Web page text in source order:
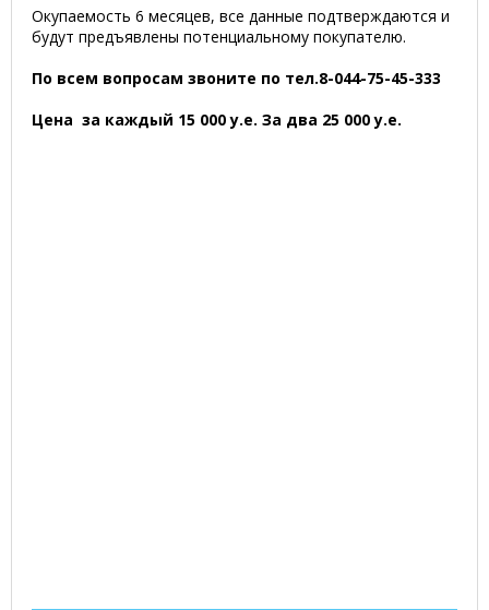
Окупаемость 6 месяцев, все данные подтверждаются и
будут предъявлены потенциальному покупателю.
По всем вопросам звоните по тел.8-044-75-45-333
Цена за каждый 15 000 у.е. За два 25 000 у.е.